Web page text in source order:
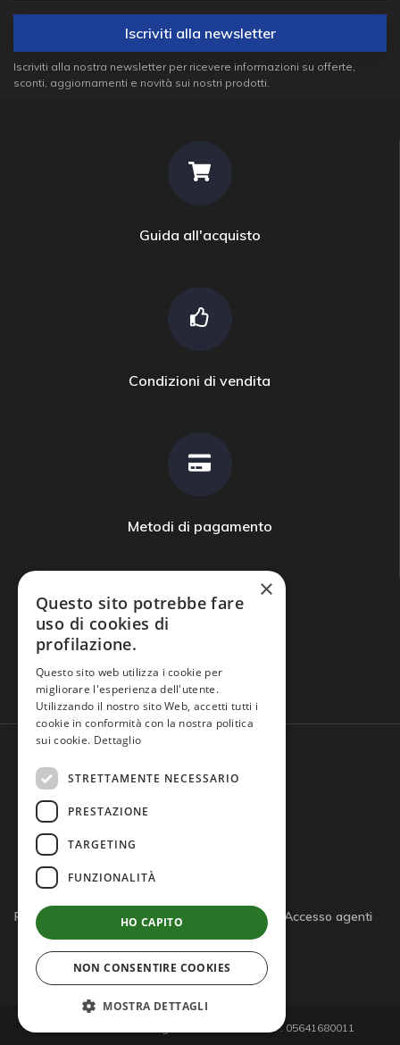
Iscriviti alla newsletter
Iscriviti alla nostra newsletter per ricevere informazioni su offerte,
sconti, aggiornamenti e novità sui nostri prodotti.
Guida all'acquisto
Condizioni di vendita
Metodi di pagamento
Domande frequenti
Privacy policy Cookie policy Note legali
Accesso agenti
© 2026 Giemme di D'Agostino S.r.l. - P.IVA/C.F. 05641680011
×
Questo sito potrebbe fare
uso di cookies di
profilazione.
Questo sito web utilizza i cookie per
migliorare l'esperienza dell'utente.
Utilizzando il nostro sito Web, accetti tutti i
cookie in conformità con la nostra politica
sui cookie. Dettaglio
STRETTAMENTE NECESSARIO
PRESTAZIONE
TARGETING
FUNZIONALITÀ
HO CAPITO
NON CONSENTIRE COOKIES
MOSTRA DETTAGLI